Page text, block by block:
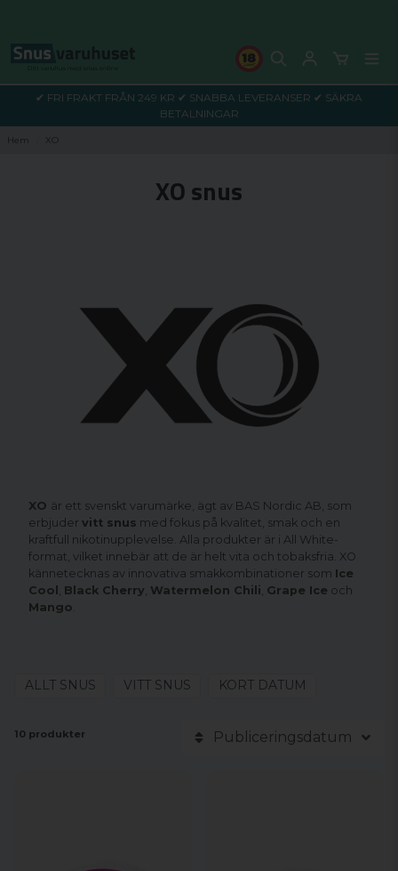
✔ FRI FRAKT FRÅN 249 KR ✔ SNABBA LEVERANSER ✔ SÄKRA
BETALNINGAR
Hem XO
XO snus
XO är ett svenskt varumärke, ägt av BAS Nordic AB, som
erbjuder vitt snus med fokus på kvalitet, smak och en
kraftfull nikotinupplevelse. Alla produkter är i All White-
format, vilket innebär att de är helt vita och tobaksfria. XO
kännetecknas av innovativa smakkombinationer som Ice
Cool
Black Cherry Watermelon Chili Grape Ice och
Mango.
ALLT SNUS VITT SNUS KORT DATUM
10 produkter Publiceringsdatum